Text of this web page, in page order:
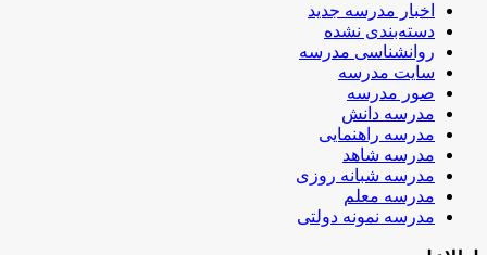
اخبار مدرسه جدید
دسته‌بندی نشده
روانشناسی مدرسه
سایت مدرسه
صور مدرسه
مدرسه دانش
مدرسه راهنمایی
مدرسه شاهد
مدرسه شبانه روزی
مدرسه معلم
مدرسه نمونه دولتی